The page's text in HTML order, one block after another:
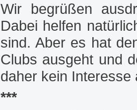
Wir begrüßen
Dabei helfen
sind. Aber es hat
Clubs ausgeht und
daher kein Interesse
***